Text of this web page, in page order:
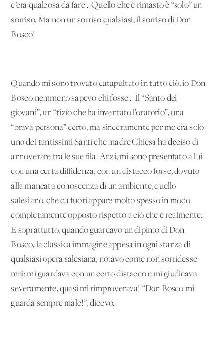
c’era qualcosa da fare… Quello che è rimasto è “solo” un
sorriso. Ma non un sorriso qualsiasi, il sorriso di Don
Bosco!
Quando mi sono trovato catapultato in tutto ciò, io Don
Bosco nemmeno sapevo chi fosse… Il “Santo dei
giovani”, un “tizio che ha inventato l’oratorio”, una
“brava persona” certo, ma sinceramente per me era solo
uno dei tantissimi Santi che madre Chiesa ha deciso di
annoverare tra le sue fila. Anzi, mi sono presentato a lui
con una certa diffidenza, con un distacco forse, dovuto
alla mancata conoscenza di un ambiente, quello
salesiano, che da fuori appare molto spesso in modo
completamente opposto rispetto a ciò che è realmente.
E soprattutto, quando guardavo un dipinto di Don
Bosco, la classica immagine appesa in ogni stanza di
qualsiasi opera salesiana, notavo come non sorridesse
mai: mi guardava con un certo distacco e mi giudicava
severamente, quasi mi rimproverava! “Don Bosco mi
guarda sempre male!”, dicevo.